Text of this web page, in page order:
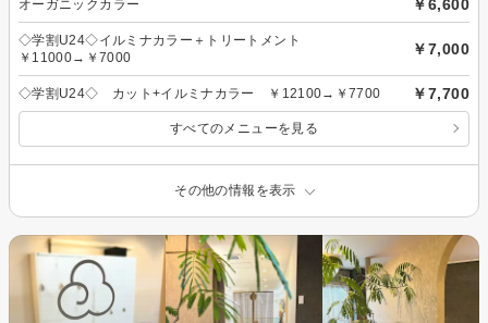
オーガニックカラー ￥6,600
◇学割U24◇イルミナカラー＋トリートメント
￥11000→￥7000
￥7,000
◇学割U24◇ カット+イルミナカラー ￥12100→￥7700 ￥7,700
すべてのメニューを見る
その他の情報を表示